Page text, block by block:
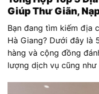
Giúp Thư Giãn,
Bạn đang tìm kiếm địa
Hà Giang? Dưới đây là
hàng và cộng đồng
lượng dịch vụ cũng